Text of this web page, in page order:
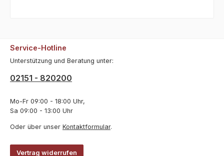
Service-Hotline
Unterstützung und Beratung unter:
02151 - 820200
Mo-Fr 09:00 - 18:00 Uhr,
Sa 09:00 - 13:00 Uhr
Oder über unser Kontaktformular.
Vertrag widerrufen